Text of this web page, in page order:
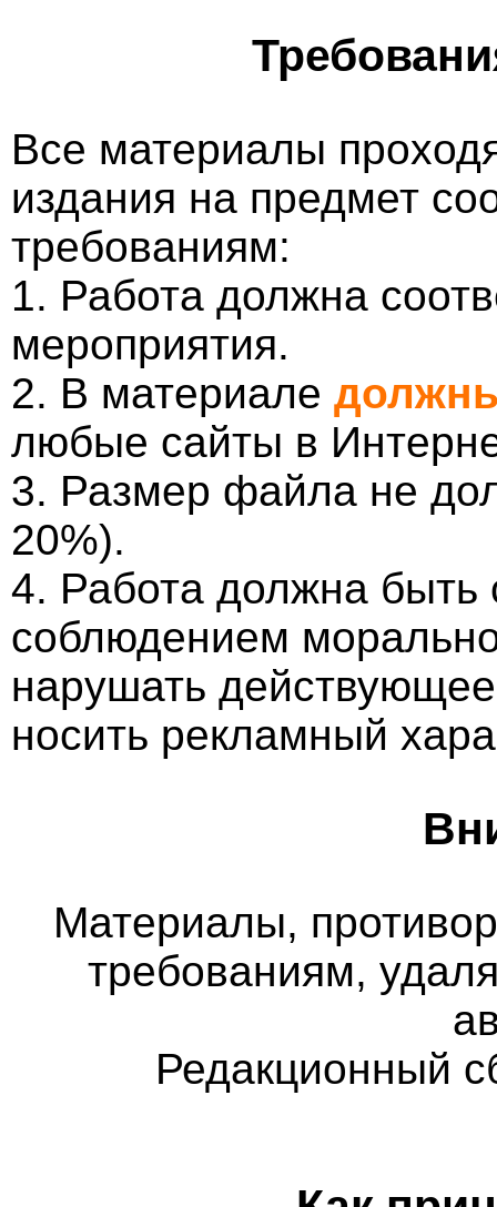
Все материалы
издания на предмет
требованиям:
1. Работа должна
мероприятия.
2. В материале
любые сайты в
3. Размер файла не
20%).
4. Работа должна
соблюдением
нарушать
носить рекламный
Материалы,
требованиям,
Редакционный